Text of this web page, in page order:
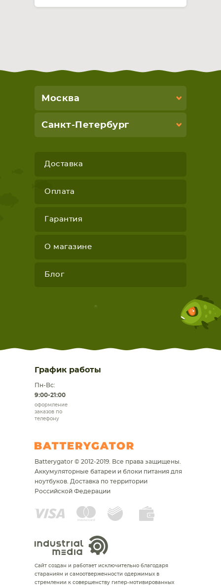
Москва
Санкт-Петербург
Доставка
Оплата
Гарантия
О магазине
Блог
График работы
Пн-Вс:
9:00-21:00
оформление
заказов по
телефону
Batterygator © 2012-2019. Все права защищены.
Аккумуляторные батареи и блоки питания для
ноутбуков. Доставка по территории
Российской Федерации
Сайт создан и работает исключительно благодаря
стараниям и самоотверженности одержимых в
стремлении к совершенству гипер-мотивированных